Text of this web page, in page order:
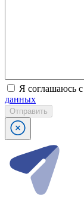
Я соглашаюсь с
данных
Отправить